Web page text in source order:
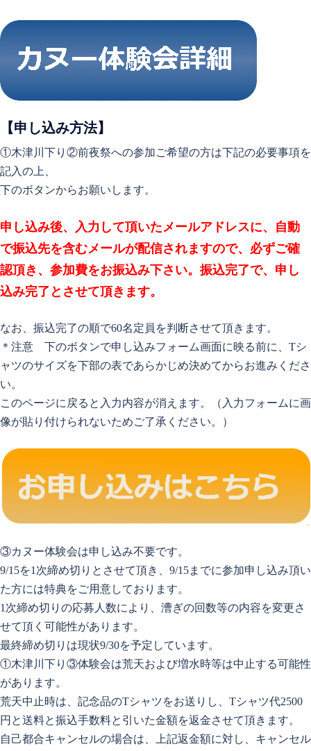
【申し込み方法】
①木津川下り②前夜祭への参加ご希望の方は下記の必要事項を
記入の上、
下のボタンからお願いします。
申し込み後、入力して頂いたメールアドレスに、自動
で振込先を含むメールが配信されますので、必ずご確
認頂き、参加費をお振込み下さい。振込完了で、申し
込み完了とさせて頂きます。
なお、振込完了の順で60名定員を判断させて頂きます。
＊注意 下のボタンで申し込みフォーム画面に映る前に、Tシ
ャツのサイズを下部の表であらかじめ決めてからお進みくださ
い。
このページに戻ると入力内容が消えます。（入力フォームに画
像が貼り付けられないためご了承ください。）
③カヌー体験会は申し込み不要です。
9/15を1次締め切りとさせて頂き、9/15までに参加申し込み頂い
た方には特典をご用意しております。
1次締め切りの応募人数により、漕ぎの回数等の内容を変更さ
せて頂く可能性があります。
最終締め切りは現状9/30を予定しています。
①木津川下り③体験会は荒天および増水時等は中止する可能性
があります。
荒天中止時は、記念品のTシャツをお送りし、Tシャツ代2500
円と送料と振込手数料と引いた金額を返金させて頂きます。
自己都合キャンセルの場合は、上記返金額に対し、キャンセル